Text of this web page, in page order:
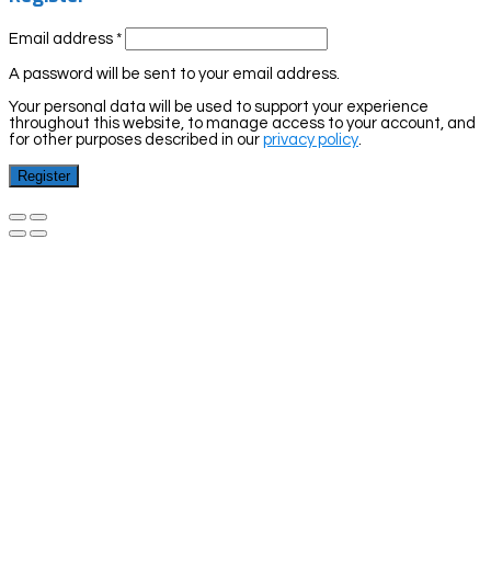
Email address *
A password will be sent to your email address.
Your personal data will be used to support your experience
throughout this website, to manage access to your account, and
for other purposes described in our privacy policy.
Register